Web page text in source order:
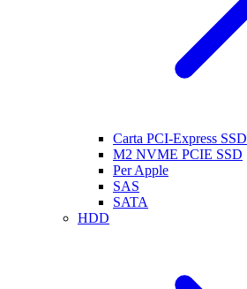
Carta PCI-Express SSD
M2 NVME PCIE SSD
Per Apple
SAS
SATA
HDD